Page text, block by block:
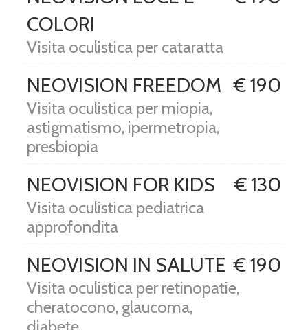
COLORI
Visita oculistica per cataratta
NEOVISION FREEDOM € 190
Visita oculistica per miopia,
astigmatismo, ipermetropia,
presbiopia
NEOVISION FOR KIDS € 130
Visita oculistica pediatrica
approfondita
NEOVISION IN SALUTE € 190
Visita oculistica per retinopatie,
cheratocono, glaucoma,
diabete